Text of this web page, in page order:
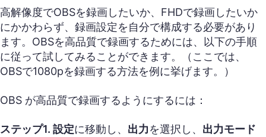
高解像度でOBSを録画したいか、FHDで録画したいか
にかかわらず、録画設定を自分で構成する必要があり
ます。OBSを高品質で録画するためには、以下の手順
に従って試してみることができます。（ここでは、
OBSで1080pを録画する方法を例に挙げます。）
OBS が高品質で録画するようにするには：
ステップ1. 設定に移動し、 出力を選択し、 出力モード